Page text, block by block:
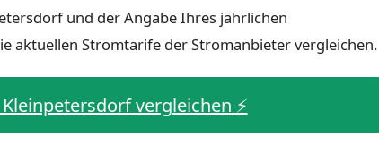
und der Angabe Ihres jährlichen
aktuellen Stromtarife der Stromanbieter vergleichen.
vergleichen ⚡️